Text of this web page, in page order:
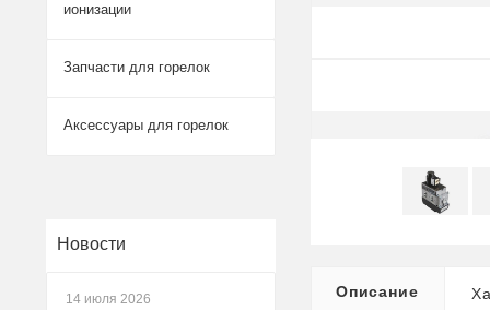
Описание
ионизации
Запчасти для горелок
Аксессуары для горелок
Новости
14 июля 2026